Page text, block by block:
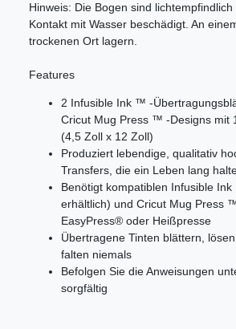
Hinweis: Die Bogen sind
Kontakt mit Wasser beschädigt. An
trockenen Ort lagern.
Features
2 Infusible Ink ™ -
Cricut Mug Press ™ -Designs mit
(4,5 Zoll x 12 Zoll)
Produziert lebendige, qualitativ
Transfers, die ein Leben lang
Benötigt kompatiblen Infusible
erhältlich) und Cricut Mug Press
EasyPress® oder Heißpresse
Übertragene Tinten blättern,
falten niemals
Befolgen Sie die Anweisungen
sorgfältig